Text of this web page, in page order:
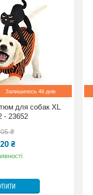
Залишилось 46 днів
для собак XL
- 23652
₴
₴